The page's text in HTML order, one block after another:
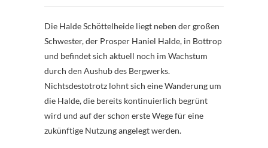
Die Halde Schöttelheide liegt neben der großen
Schwester, der Prosper Haniel Halde, in Bottrop
und befindet sich aktuell noch im Wachstum
durch den Aushub des Bergwerks.
Nichtsdestotrotz lohnt sich eine Wanderung um
die Halde, die bereits kontinuierlich begrünt
wird und auf der schon erste Wege für eine
zukünftige Nutzung angelegt werden.